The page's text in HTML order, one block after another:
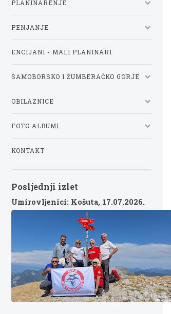
PLANINARENJE
PENJANJE
ENCIJANI - MALI PLANINARI
SAMOBORSKO I ŽUMBERAČKO GORJE
OBILAZNICE
FOTO ALBUMI
KONTAKT
Posljednji izlet
Umirovljenici: Košuta, 17.07.2026.